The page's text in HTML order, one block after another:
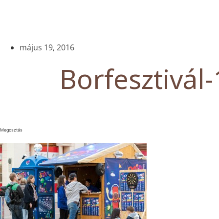
május 19, 2016
Megosztás